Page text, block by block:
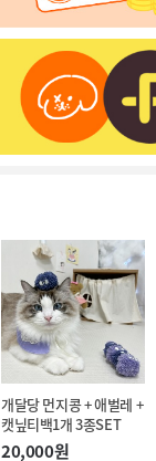
개달당 먼지콩 + 애벌레 +
캣닢티백1개 3종SET
20,000원